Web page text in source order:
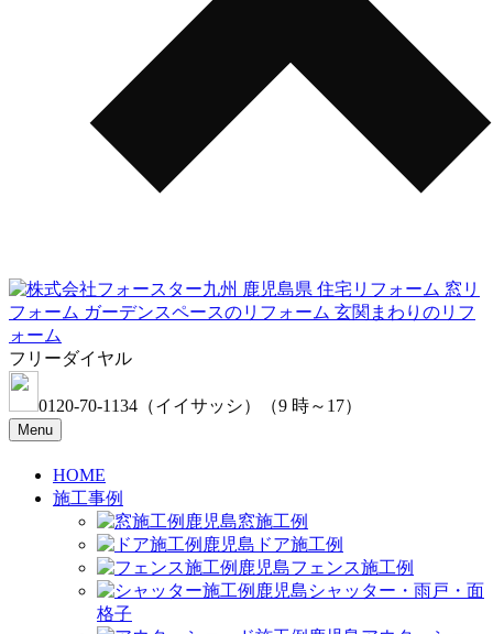
フリーダイヤル
0120-70-1134 （イイサッシ） （9 時～17）
Menu
HOME
施工事例
窓施工例
ドア施工例
フェンス施工例
シャッター・雨戸・面
格子